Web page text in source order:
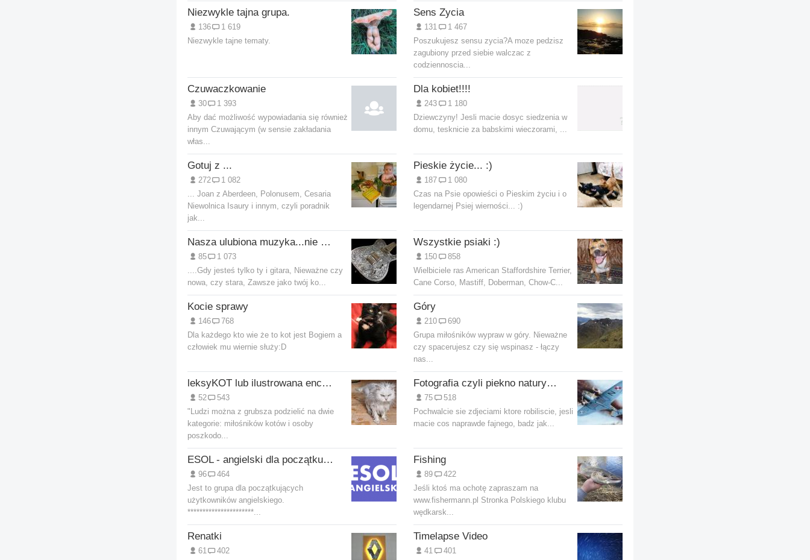
Niezwykle tajna grupa.
136
1 619
Niezwykle tajne tematy.
Sens Zycia
131
1 467
Poszukujesz sensu zycia?A moze pedzisz
zagubiony przed siebie walczac z
codziennoscia...
Czuwaczkowanie
30
1 393
Aby dać możliwość wypowiadania się również
innym Czuwającym (w sensie zakładania
włas...
Dla kobiet!!!!
243
1 180
Dziewczyny! Jesli macie dosyc siedzenia w
domu, tesknicie za babskimi wieczorami, ...
Gotuj z ...
272
1 082
... Joan z Aberdeen, Polonusem, Cesaria
Niewolnica Isaury i innym, czyli poradnik
jak...
Pieskie życie... :)
187
1 080
Czas na Psie opowieści o Pieskim życiu i o
legendarnej Psiej wierności... :)
Nasza ulubiona muzyka...nie tylko gitarowa :)
85
1 073
....Gdy jesteś tylko ty i gitara, Nieważne czy
nowa, czy stara, Zawsze jako twój ko...
Wszystkie psiaki :)
150
858
Wielbiciele ras American Staffordshire Terrier,
Cane Corso, Mastiff, Doberman, Chow-C...
Kocie sprawy
146
768
Dla każdego kto wie że to kot jest Bogiem a
człowiek mu wiernie służy:D
Góry
210
690
Grupa miłośników wypraw w góry. Nieważne
czy spacerujesz czy się wspinasz - łączy
nas...
leksyKOT lub ilustrowana encyKOTpedia
52
543
"Ludzi można z grubsza podzielić na dwie
kategorie: miłośników kotów i osoby
poszkodo...
Fotografia czyli piekno natury w obiektywie...
75
518
Pochwalcie sie zdjeciami ktore robiliscie, jesli
macie cos naprawde fajnego, badz jak...
ESOL - angielski dla początkujących
96
464
Jest to grupa dla początkujących
użytkowników angielskiego.
**********************...
Fishing
89
422
Jeśli ktoś ma ochotę zapraszam na
www.fishermann.pl Stronka Polskiego klubu
wędkarsk...
Renatki
61
402
Timelapse Video
41
401